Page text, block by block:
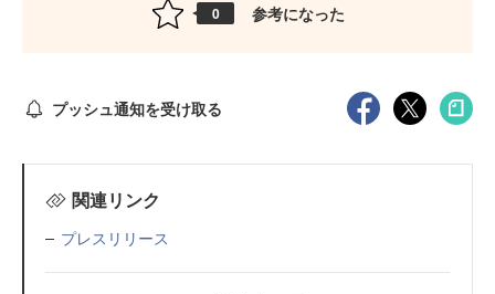
0 参考になった
プッシュ通知を受け取る
関連リンク
プレスリリース